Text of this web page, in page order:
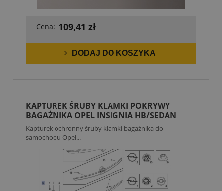
Cena: 109,41 zł
DODAJ DO KOSZYKA
KAPTUREK ŚRUBY KLAMKI POKRYWY
BAGAŻNIKA OPEL INSIGNIA HB/SEDAN
Kapturek ochronny śruby klamki bagażnika do
samochodu Opel...